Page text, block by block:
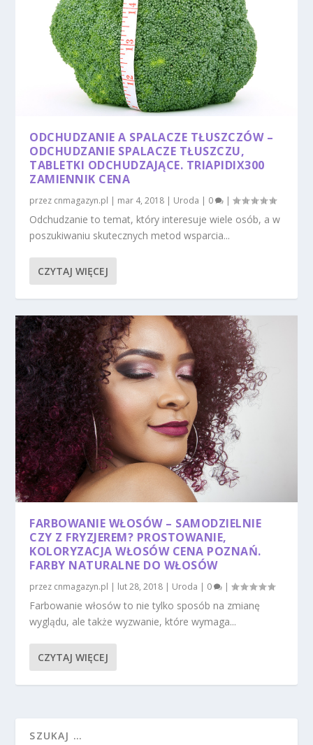
ODCHUDZANIE A SPALACZE TŁUSZCZÓW –
ODCHUDZANIE SPALACZE TŁUSZCZU,
TABLETKI ODCHUDZAJĄCE. TRIAPIDIX300
ZAMIENNIK CENA
przez cnmagazyn.pl | mar 4, 2018 | Uroda | 0 |
Odchudzanie to temat, który interesuje wiele osób, a w
poszukiwaniu skutecznych metod wsparcia...
CZYTAJ WIĘCEJ
FARBOWANIE WŁOSÓW – SAMODZIELNIE
CZY Z FRYZJEREM? PROSTOWANIE,
KOLORYZACJA WŁOSÓW CENA POZNAŃ.
FARBY NATURALNE DO WŁOSÓW
przez cnmagazyn.pl lut 28, 2018 Uroda 0 |
Farbowanie włosów to nie tylko sposób na zmianę
wyglądu, ale także wyzwanie, które wymaga...
CZYTAJ WIĘCEJ